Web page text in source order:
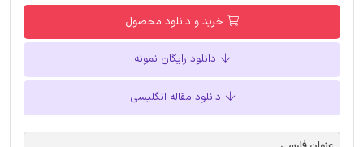
خرید و دانلود محصول
دانلود رایگان نمونه
دانلود مقاله انگلیسی